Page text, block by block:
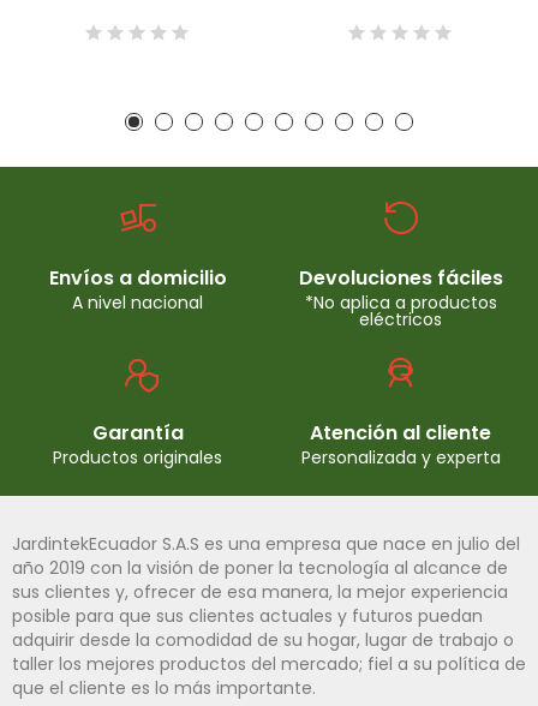
Envíos a domicilio
A nivel nacional
Devoluciones fáciles
*No aplica a productos
eléctricos
Garantía
Productos originales
Atención al cliente
Personalizada y experta
JardintekEcuador S.A.S es una empresa que nace en julio del
año 2019 con la visión de poner la tecnología al alcance de
sus clientes y, ofrecer de esa manera, la mejor experiencia
posible para que sus clientes actuales y futuros puedan
adquirir desde la comodidad de su hogar, lugar de trabajo o
taller los mejores productos del mercado; fiel a su política de
que el cliente es lo más importante.